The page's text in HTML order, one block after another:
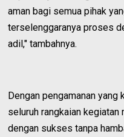
aman bagi semua pihak
terselenggaranya proses
adil," tambahnya.
Dengan pengamanan
seluruh rangkaian
dengan sukses tanpa